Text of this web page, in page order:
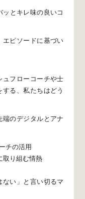
ッとキレ味の良いコ
エピソードに基づい
ュフローコーチや士
する、私たちはどう
端のデジタルとアナ
チの活用
取り組む情熱
ない」と言い切るマ